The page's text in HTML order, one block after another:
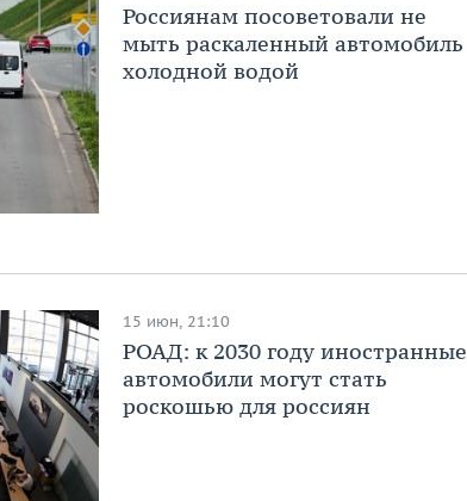
Россиянам посоветовали не
мыть раскаленный автомобиль
холодной водой
15 июн, 21:10
РОАД: к 2030 году иностранные
автомобили могут стать
роскошью для россиян